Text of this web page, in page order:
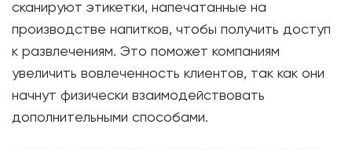
сканируют этикетки, напечатанные на
производстве напитков, чтобы получить доступ
к развлечениям. Это поможет компаниям
увеличить вовлеченность клиентов, так как они
начнут физически взаимодействовать
дополнительными способами.